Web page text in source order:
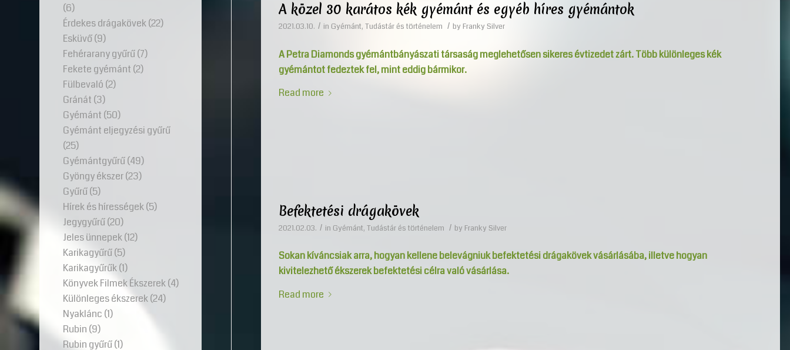
A közel 30 karátos kék gyémánt és egyéb híres gyémántok
2021.03.10. / in Gyémánt, Tudástár és történelem / by Franky Silver
A Petra Diamonds gyémántbányászati társaság meglehetősen sikeres évtizedet zárt. Több különleges kék
gyémántot fedeztek fel, mint eddig bármikor.
Read more
Befektetési drágakövek
2021.02.03. / in Gyémánt, Tudástár és történelem / by Franky Silver
Sokan kíváncsiak arra, hogyan kellene belevágniuk befektetési drágakövek vásárlásába, illetve hogyan
kivitelezhető ékszerek befektetési célra való vásárlása.
Read more
(6)
Érdekes drágakövek(22)
Esküvő(9)
Fehérarany gyűrű(7)
Fekete gyémánt (2)
Fülbevaló (2)
Gránát (3)
Gyémánt (50)
Gyémánt eljegyzési gyűrű
(25)
Gyémántgyűrű(49)
Gyöngy ékszer(23)
Gyűrű(5)
Hírek és hírességek(5)
Jegygyűrű(20)
Jeles ünnepek(12)
Karikagyűrű(5)
Karikagyűrűk(1)
Könyvek Filmek Ékszerek(4)
Különleges ékszerek(24)
Nyaklánc (1)
Rubin (9)
Rubin gyűrű(1)